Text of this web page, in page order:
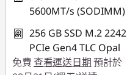
5600MT/s (SODIMM)
256 GB SSD M.2 2242
PCIe Gen4 TLC Opal
免費 查看運送日期預計於